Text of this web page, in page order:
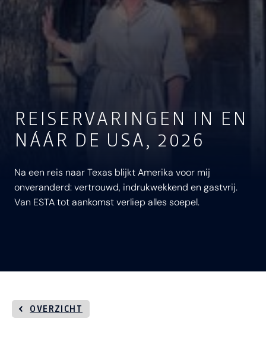
REISERVARINGEN IN EN
NÁÁR DE USA, 2026
Na een reis naar Texas blijkt Amerika voor mij
onveranderd: vertrouwd, indrukwekkend en gastvrij.
Van ESTA tot aankomst verliep alles soepel.
OVERZICHT